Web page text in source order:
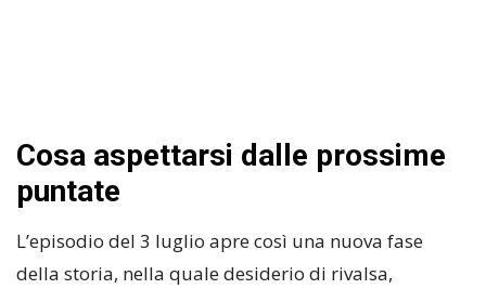
Cosa aspettarsi dalle prossime
puntate
L’episodio del 3 luglio apre così una nuova fase
della storia, nella quale desiderio di rivalsa,